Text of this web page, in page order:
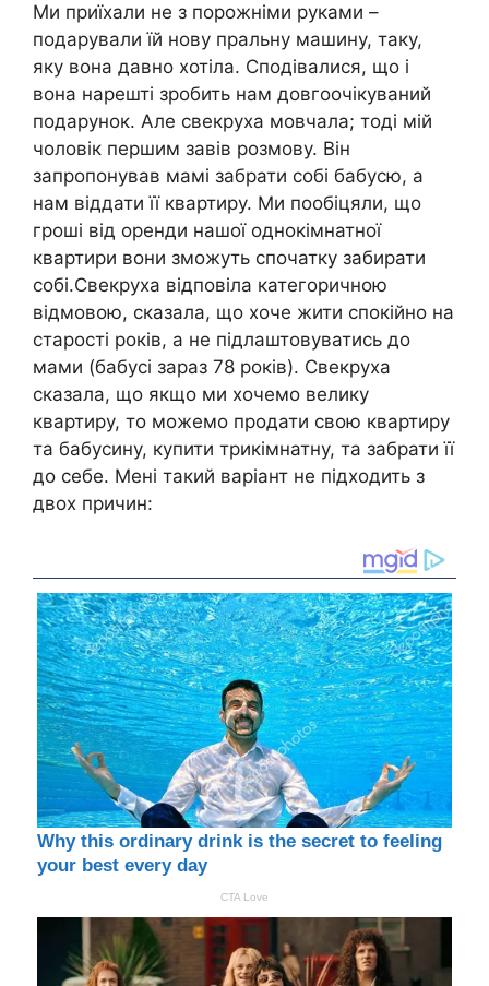
Ми приїхали не з порожніми руками –
подарували їй нову пральну машину, таку,
яку вона давно хотіла. Сподівалися, що і
вона нарешті зробить нам довгоочікуваний
подарунок. Але свекруха мовчала; тоді мій
чоловік першим завів розмову. Він
запропонував мамі забрати собі бабусю, а
нам віддати її квартиру. Ми пообіцяли, що
гроші від оренди нашої однокімнатної
квартири вони зможуть спочатку забирати
собі.Свекруха відповіла категоричною
відмовою, сказала, що хоче жити спокійно на
старості років, а не підлаштовуватись до
мами (бабусі зараз 78 років). Свекруха
сказала, що якщо ми хочемо велику
квартиру, то можемо продати свою квартиру
та бабусину, купити трикімнатну, та забрати її
до себе. Мені такий варіант не підходить з
двох причин: